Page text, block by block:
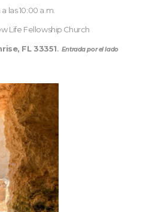
las 10:00 a.m.
Life Fellowship Church
FL 33351. Entrada por el lado